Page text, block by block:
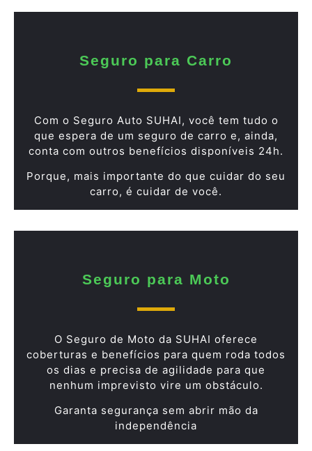
Seguro para Carro
Com o Seguro Auto SUHAI, você tem tudo o
que espera de um seguro de carro e, ainda,
conta com outros benefícios disponíveis 24h.
Porque, mais importante do que cuidar do seu
carro, é cuidar de você.
Seguro para Moto
O Seguro de Moto da SUHAI oferece
coberturas e benefícios para quem roda todos
os dias e precisa de agilidade para que
nenhum imprevisto vire um obstáculo.
Garanta segurança sem abrir mão da
independência